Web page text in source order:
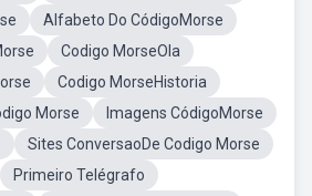
Alfabeto Do CódigoMorse
Codigo MorseOla
Codigo MorseHistoria
Morse
Imagens CódigoMorse
Sites ConversaoDe Codigo Morse
Primeiro Telégrafo